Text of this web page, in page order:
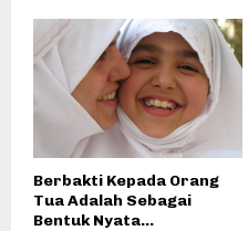
Berbakti Kepada Orang
Tua Adalah Sebagai
Bentuk Nyata...